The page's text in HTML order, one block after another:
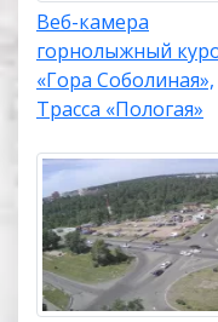
Веб-камера
горнолыжный
«Гора Соболиная»,
Трасса «Пологая»